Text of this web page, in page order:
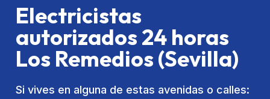
Electricistas
autorizados 24 horas
Los Remedios (Sevilla)
Si vives en alguna de estas avenidas o calles: